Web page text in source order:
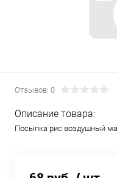
Отзывов: 0
Описание товара:
Посыпка рис воздушный